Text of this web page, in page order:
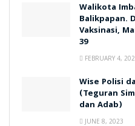
Walikota
Balikpapan.
Vaksinasi,
39
FEBRUARY 4,
Wise Polisi
(Teguran
dan Adab)
JUNE 8, 2023